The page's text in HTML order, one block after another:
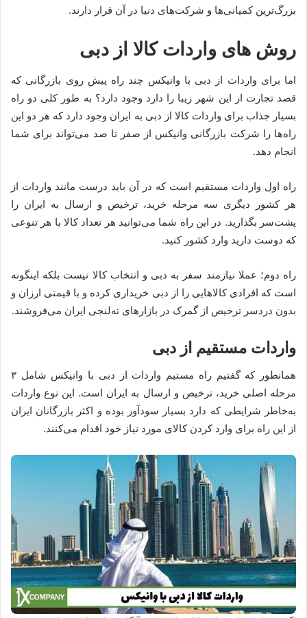
بزرگ‌ترین کمپانی‌ها و شرکت‌های دنیا در آن قرار دارند.
روش‌ های واردات کالا از دبی
اما برای واردات از دبی با وانیکس چند راه پیش روی بازرگانی که
قصد تجارت از این شهر زیبا را دارد وجود دارد؟ به طور کلی دو راه
بسیار جذاب برای واردات کالا از دبی به ایران وجود دارد که هر دو این
راه‌ها را شرکت بازرگانی وانیکس از صفر تا صد می‌تواند برای شما
انجام دهد.
راه اول واردات مستقیم است که در آن باید درست مانند واردات از
هر کشور دیگری سه مرحله خرید، ترخیص و ارسال به ایران را
پشت‌سر بگذارید. در این راه شما می‌توانید هر تعداد کالا با هر تنوعی
که دوست دارید وارد کشور کنید.
راه دوم؛ عملا نیازمند سفر به دبی و انتخاب کالا نیست بلکه اینگونه
است که افرادی کالاهایی را از دبی خریداری کرده و با قیمتی ارزان و
بدون دردسر ترخیص از گمرک در بازارهای ته‌لنجی ایران می‌فروشند.
واردات مستقیم از دبی
همانطور که گفتیم راه مستیم واردات از دبی با وانیکس شامل ۳
مرحله اصلی خرید، ترخیص و ارسال به ایران است. این نوع واردات
به‌خاطر شرایطی که دارد بسیار سودآور بوده و اکثر بازرگانان ایران
از این راه برای وارد کردن کالای مورد نیاز خود اقدام می‌کنند.